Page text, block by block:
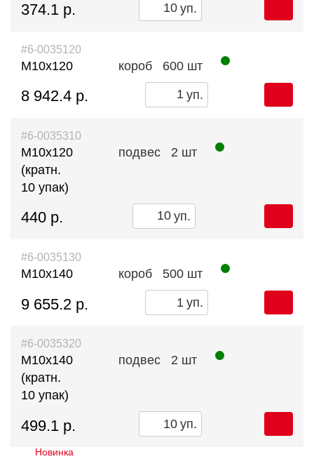
374.1 р. уп.
#6-0035120
М10х120 короб 600 шт
8 942.4 р. уп.
#6-0035310
М10х120
(кратн.
10 упак)
подвес 2 шт
440 р. уп.
#6-0035130
М10х140 короб 500 шт
9 655.2 р. уп.
#6-0035320
М10х140
(кратн.
10 упак)
подвес 2 шт
499.1 р. уп.
Новинка